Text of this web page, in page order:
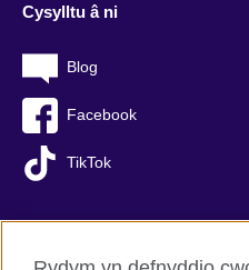
Cysylltu â ni
Blog
Facebook
TikTok